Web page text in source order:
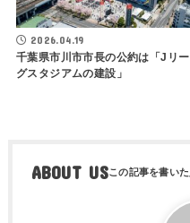
2026.04.19
千葉県市川市市長の公約は「Jリー
グスタジアムの建設」
ABOUT US